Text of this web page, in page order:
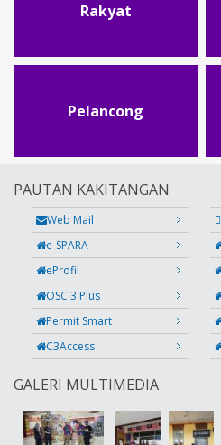
Rakyat
Pelancong
PAUTAN KAKITANGAN
Web Mail
e-SPARA
eProfil
OSC 3 Plus
Permit Smart
C3Access
GALERI MULTIMEDIA